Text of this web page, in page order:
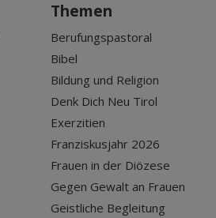
Themen
Berufungspastoral
Bibel
Bildung und Religion
Denk Dich Neu Tirol
Exerzitien
Franziskusjahr 2026
Frauen in der Diözese
Gegen Gewalt an Frauen
Geistliche Begleitung